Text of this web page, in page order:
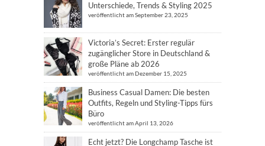
Unterschiede, Trends & Styling 2025
veröffentlicht am September 23, 2025
Victoria’s Secret: Erster regulär
zugänglicher Store in Deutschland &
große Pläne ab 2026
veröffentlicht am Dezember 15, 2025
Business Casual Damen: Die besten
Outfits, Regeln und Styling-Tipps fürs
Büro
veröffentlicht am April 13, 2026
Echt jetzt? Die Longchamp Tasche ist